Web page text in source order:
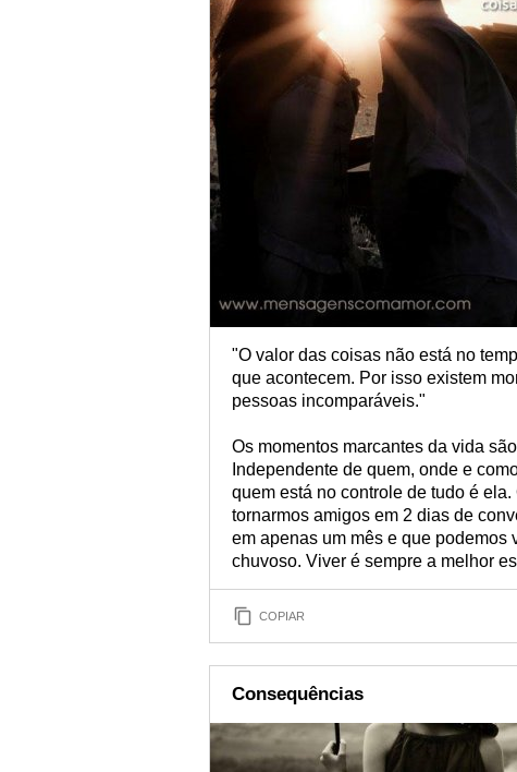
"O valor das coisas não está no
que acontecem. Por isso existem
pessoas incomparáveis."
Os momentos marcantes da vida
Independente de quem, onde e
quem está no controle de tudo é
tornarmos amigos em 2 dias de
em apenas um mês e que podemos
chuvoso. Viver é sempre a melhor
COPIAR
Consequências